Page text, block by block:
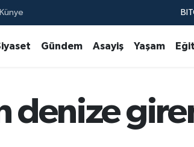
Gündem Asayiş Yaşam
denize